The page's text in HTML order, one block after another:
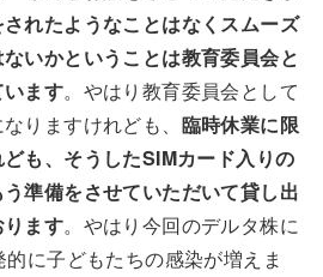
れたようなことはなくスムーズ
いかということは教育委員会と
ます。やはり教育委員会として
りますけれども、 臨時休業に限
も、そうしたSIMカード入りの
準備をさせていただいて貸し出
ます。やはり今回のデルタ株に
に子どもたちの感染が増えま